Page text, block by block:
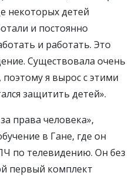
некоторых детей
и постоянно
и работать. Это
Существовала очень
я вырос с этими
защитить детей».
права человека»,
в Гане, где он
по телевидению. Он без
первый комплект